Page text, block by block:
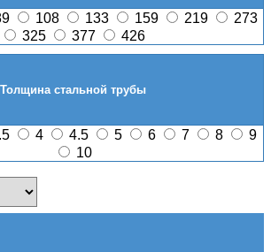
108 133 159 219
273
325
377 426
Толщина стальной трубы
4 4.5 5 6 7 8
9
10